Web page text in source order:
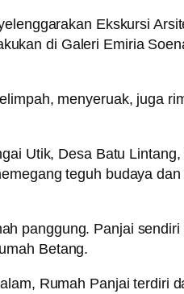
Ekskursi
di Galeri Emiria
menyeruak, juga
Utik, Desa Batu
teguh budaya
panggung. Panjai
Betang.
Rumah Panjai terdiri